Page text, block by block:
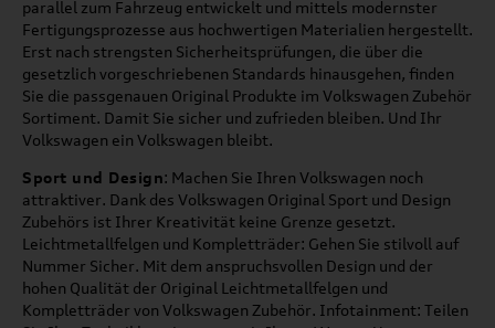
parallel zum Fahrzeug entwickelt und mittels modernster
Fertigungsprozesse aus hochwertigen Materialien hergestellt.
Erst nach strengsten Sicherheitsprüfungen, die über die
gesetzlich vorgeschriebenen Standards hinausgehen, finden
Sie die passgenauen Original Produkte im Volkswagen Zubehör
Sortiment. Damit Sie sicher und zufrieden bleiben. Und Ihr
Volkswagen ein Volkswagen bleibt.
Sport und Design: Machen Sie Ihren Volkswagen noch
attraktiver. Dank des Volkswagen Original Sport und Design
Zubehörs ist Ihrer Kreativität keine Grenze gesetzt.
Leichtmetallfelgen und Kompletträder: Gehen Sie stilvoll auf
Nummer Sicher. Mit dem anspruchsvollen Design und der
hohen Qualität der Original Leichtmetallfelgen und
Kompletträder von Volkswagen Zubehör. Infotainment: Teilen